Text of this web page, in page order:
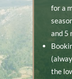
for a
and 5
the